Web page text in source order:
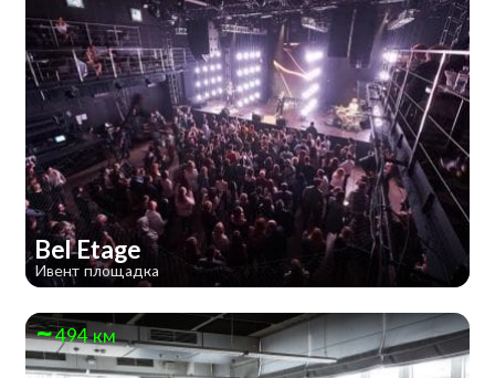
Bel Etage
Ивент площадка
494 км